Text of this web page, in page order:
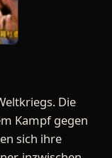
Die
Kampf gegen
sich ihre